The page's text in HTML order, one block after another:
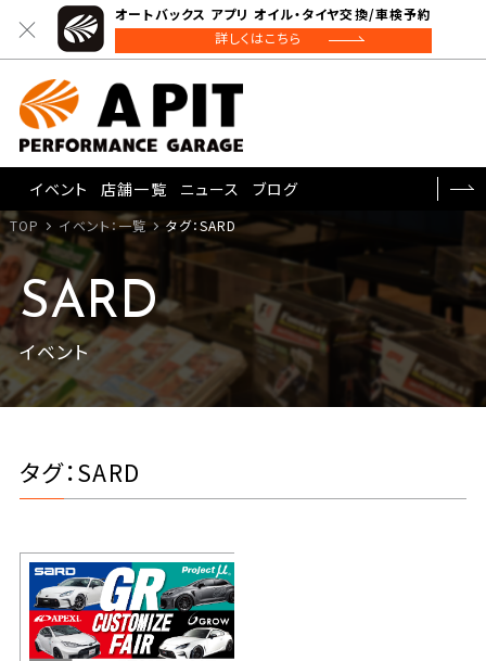
オートバックス アプリ オイル・タイヤ交換/車検予約
詳しくはこちら
イベント 店舗一覧 ニュース ブログ
TOP イベント：一覧 タグ：SARD
SARD
イベント
タグ：SARD